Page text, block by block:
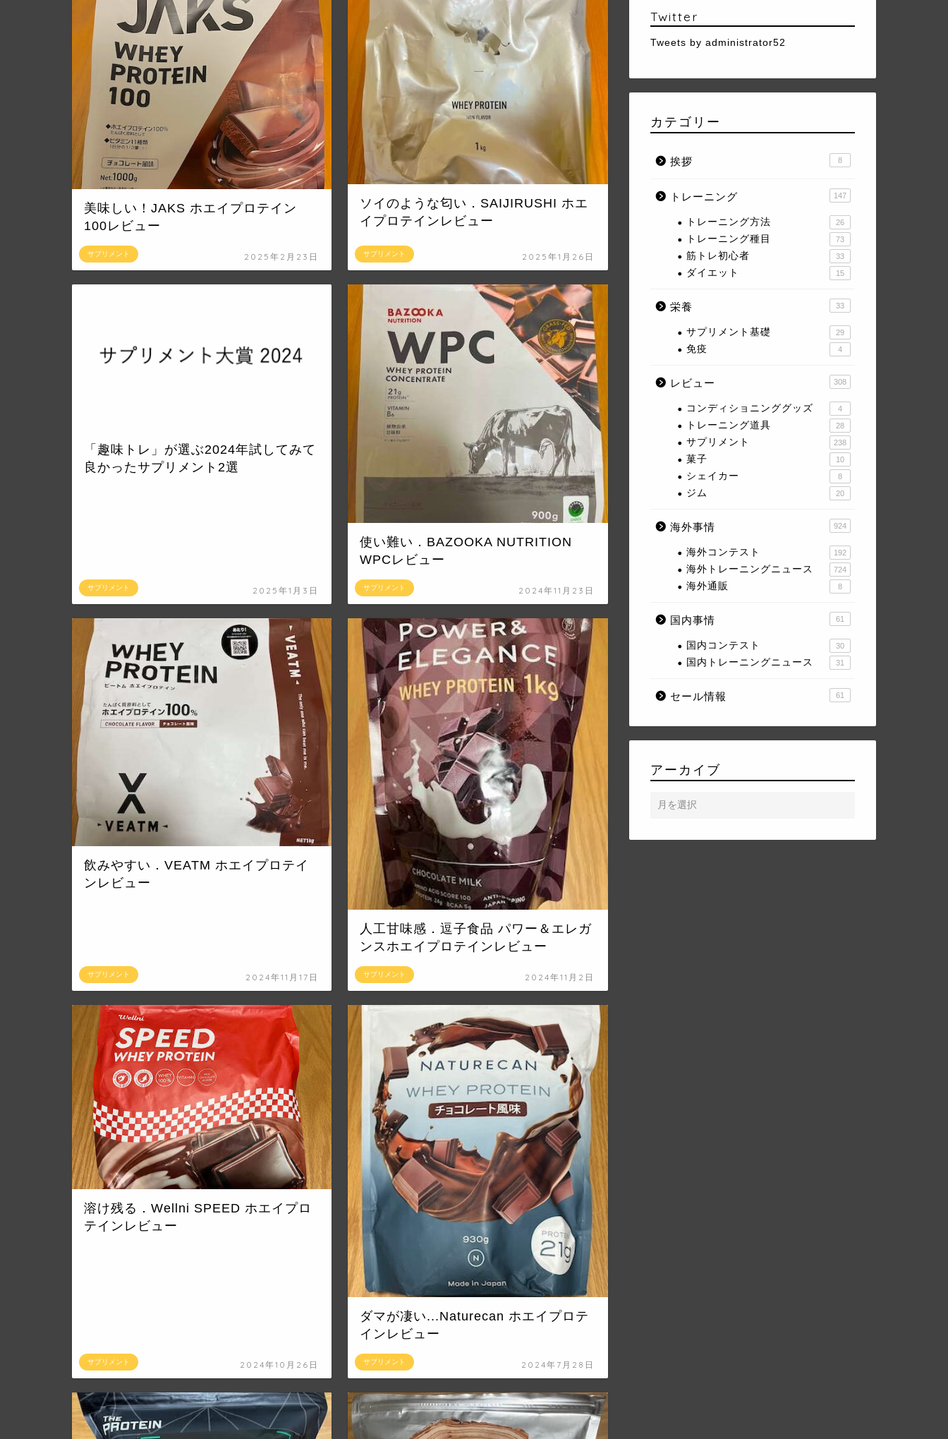
サプリメント
美味しい！JAKS ホエイプロテイン
100レビュー
2025年2月23日 サプリメント
ソイのような匂い．SAIJIRUSHI ホエ
イプロテインレビュー
2025年1月26日
サプリメント
「趣味トレ」が選ぶ2024年試してみて
良かったサプリメント2選
2025年1月3日 サプリメント
使い難い．BAZOOKA NUTRITION
WPCレビュー
2024年11月23日
サプリメント
飲みやすい．VEATM ホエイプロテイ
ンレビュー
2024年11月17日 サプリメント
人工甘味感．逗子食品 パワー＆エレガ
ンスホエイプロテインレビュー
2024年11月2日
サプリメント
溶け残る．Wellni SPEED ホエイプロ
テインレビュー
2024年10月26日 サプリメント
ダマが凄い...Naturecan ホエイプロテ
インレビュー
2024年7月28日
Twitter
Tweets by administrator52
カテゴリー
挨拶 8
トレーニング 147
トレーニング方法 26
トレーニング種目 73
筋トレ初心者 33
ダイエット 15
栄養 33
サプリメント基礎 29
免疫 4
レビュー 308
コンディショニンググッズ 4
トレーニング道具 28
サプリメント 238
菓子 10
シェイカー 8
ジム 20
海外事情 924
海外コンテスト 192
海外トレーニングニュース 724
海外通販 8
国内事情 61
国内コンテスト 30
国内トレーニングニュース 31
セール情報 61
アーカイブ